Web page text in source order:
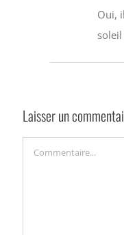
Oui,
soleil
Laisser un
Commentaire